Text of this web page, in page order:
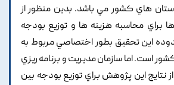
هاي کشور مي باشد. بدين منظور از
براي محاسبه هزينه ها و توزيع بودجه
اين تحقيق بطور اختصاصي مربوط به
است. اما سازمان مديريت و برنامه ريزي
نتايج اين پژوهش براي توزيع بودجه بين